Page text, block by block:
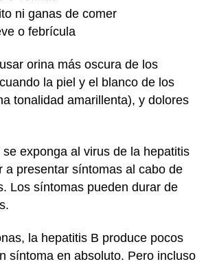
ni ganas de comer
o febrícula
orina más oscura de los
la piel y el blanco de los
tonalidad amarillenta), y dolores
exponga al virus de la hepatitis
a presentar síntomas al cabo de
Los síntomas pueden durar de
la hepatitis B produce pocos
síntoma en absoluto. Pero incluso